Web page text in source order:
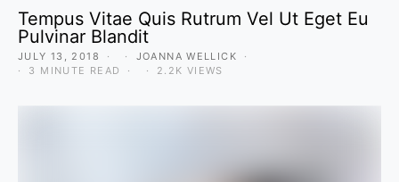
Tempus Vitae Quis Rutrum Vel Ut Eget Eu
Pulvinar Blandit
JULY 13, 2018
JOANNA WELLICK
3 MINUTE READ
2.2K VIEWS